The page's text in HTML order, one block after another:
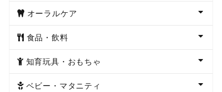
オーラルケア
食品・飲料
知育玩具・おもちゃ
ベビー・マタニティ